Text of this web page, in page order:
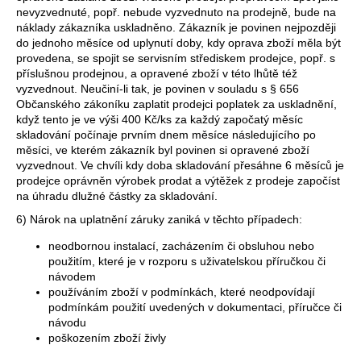
nevyzvednuté, popř. nebude vyzvednuto na prodejně, bude na
náklady zákazníka uskladněno. Zákazník je povinen nejpozději
do jednoho měsíce od uplynutí doby, kdy oprava zboží měla být
provedena, se spojit se servisním střediskem prodejce, popř. s
příslušnou prodejnou, a opravené zboží v této lhůtě též
vyzvednout. Neučiní-li tak, je povinen v souladu s § 656
Občanského zákoníku zaplatit prodejci poplatek za uskladnění,
když tento je ve výši 400 Kč/ks za každý započatý měsíc
skladování počínaje prvním dnem měsíce následujícího po
měsíci, ve kterém zákazník byl povinen si opravené zboží
vyzvednout. Ve chvíli kdy doba skladování přesáhne 6 měsíců je
prodejce oprávněn výrobek prodat a výtěžek z prodeje započíst
na úhradu dlužné částky za skladování.
6) Nárok na uplatnění záruky zaniká v těchto případech:
neodbornou instalací, zacházením či obsluhou nebo
použitím, které je v rozporu s uživatelskou příručkou či
návodem
používáním zboží v podmínkách, které neodpovídají
podmínkám použití uvedených v dokumentaci, příručce či
návodu
poškozením zboží živly